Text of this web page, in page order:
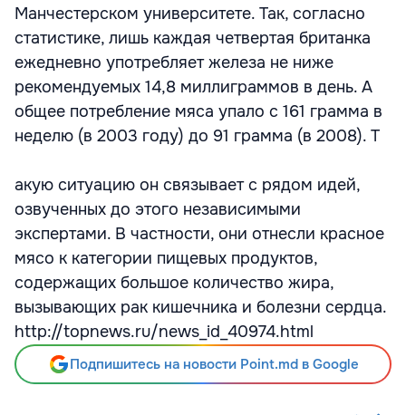
Манчестерском университете. Так, согласно
статистике, лишь каждая четвертая британка
ежедневно употребляет железа не ниже
рекомендуемых 14,8 миллиграммов в день. А
общее потребление мяса упало с 161 грамма в
неделю (в 2003 году) до 91 грамма (в 2008). Т
акую ситуацию он связывает с рядом идей,
озвученных до этого независимыми
экспертами. В частности, они отнесли красное
мясо к категории пищевых продуктов,
содержащих большое количество жира,
вызывающих рак кишечника и болезни сердца.
http://topnews.ru/news_id_40974.html
Подпишитесь на новости Point.md в Google